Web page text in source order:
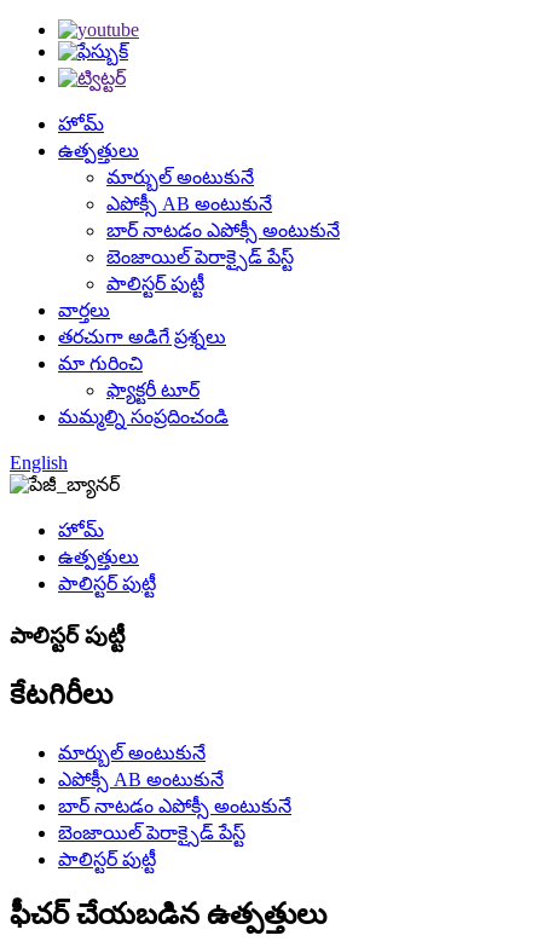
హోమ్
ఉత్పత్తులు
మార్బుల్ అంటుకునే
ఎపోక్సీ AB అంటుకునే
బార్ నాటడం ఎపోక్సీ అంటుకునే
బెంజాయిల్ పెరాక్సైడ్ పేస్ట్
పాలిస్టర్ పుట్టీ
వార్తలు
తరచుగా అడిగే ప్రశ్నలు
మా గురించి
ఫ్యాక్టరీ టూర్
మమ్మల్ని సంప్రదించండి
English
హోమ్
ఉత్పత్తులు
పాలిస్టర్ పుట్టీ
పాలిస్టర్ పుట్టీ
కేటగిరీలు
మార్బుల్ అంటుకునే
ఎపోక్సీ AB అంటుకునే
బార్ నాటడం ఎపోక్సీ అంటుకునే
బెంజాయిల్ పెరాక్సైడ్ పేస్ట్
పాలిస్టర్ పుట్టీ
ఫీచర్ చేయబడిన ఉత్పత్తులు